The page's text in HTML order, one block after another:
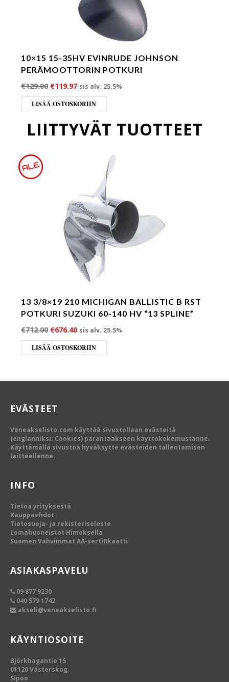
10×15 15-35HV EVINRUDE JOHNSON
PERÄMOOTTORIN POTKURI
€129.00 Alkuperäinen hinta oli: €129.00.
€119.97Nykyinen hinta on: €119.97.
sis alv. 25.5%
LISÄÄ OSTOSKORIIN
LIITTYVÄT TUOTTEET
13 3/8×19 210 MICHIGAN BALLISTIC B RST
POTKURI SUZUKI 60-140 HV “13 SPLINE”
€712.00 Alkuperäinen hinta oli: €712.00.
€676.40Nykyinen hinta on: €676.40.
sis alv. 25.5%
LISÄÄ OSTOSKORIIN
EVÄSTEET
Veneakselisto.com käyttää sivustollaan evästeitä
(englanniksi: Cookies) parantaakseen käyttökokemustanne.
Käyttämällä sivustoa hyväksytte evästeiden tallentamisen
laitteellenne.
INFO
Tietoa yrityksestä
Kauppaehdot
Tietosuoja- ja rekisteriseloste
Lomahuoneistot Himoksella
Suomen Vahvimmat AA-sertifikaatti
ASIAKASPAVELU
09 877 9230
040 579 1742
akseli@veneakselisto.fi
KÄYNTIOSOITE
Björkhagantie 15
01120 Västerskog
Sipoo